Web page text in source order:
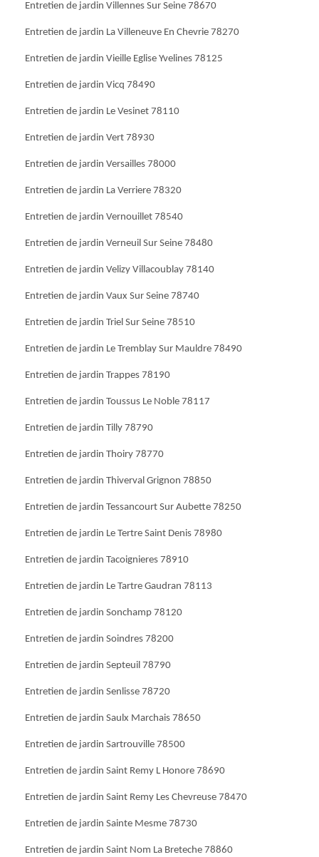
Entretien de jardin Villennes Sur Seine 78670
Entretien de jardin La Villeneuve En Chevrie 78270
Entretien de jardin Vieille Eglise Yvelines 78125
Entretien de jardin Vicq 78490
Entretien de jardin Le Vesinet 78110
Entretien de jardin Vert 78930
Entretien de jardin Versailles 78000
Entretien de jardin La Verriere 78320
Entretien de jardin Vernouillet 78540
Entretien de jardin Verneuil Sur Seine 78480
Entretien de jardin Velizy Villacoublay 78140
Entretien de jardin Vaux Sur Seine 78740
Entretien de jardin Triel Sur Seine 78510
Entretien de jardin Le Tremblay Sur Mauldre 78490
Entretien de jardin Trappes 78190
Entretien de jardin Toussus Le Noble 78117
Entretien de jardin Tilly 78790
Entretien de jardin Thoiry 78770
Entretien de jardin Thiverval Grignon 78850
Entretien de jardin Tessancourt Sur Aubette 78250
Entretien de jardin Le Tertre Saint Denis 78980
Entretien de jardin Tacoignieres 78910
Entretien de jardin Le Tartre Gaudran 78113
Entretien de jardin Sonchamp 78120
Entretien de jardin Soindres 78200
Entretien de jardin Septeuil 78790
Entretien de jardin Senlisse 78720
Entretien de jardin Saulx Marchais 78650
Entretien de jardin Sartrouville 78500
Entretien de jardin Saint Remy L Honore 78690
Entretien de jardin Saint Remy Les Chevreuse 78470
Entretien de jardin Sainte Mesme 78730
Entretien de jardin Saint Nom La Breteche 78860